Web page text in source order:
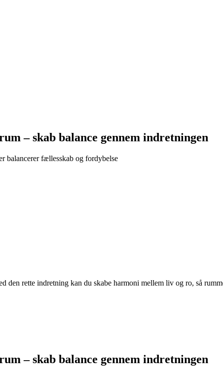
– skab balance gennem indretningen
balancerer fællesskab og fordybelse
den rette indretning kan du skabe harmoni mellem liv og ro, så
– skab balance gennem indretningen